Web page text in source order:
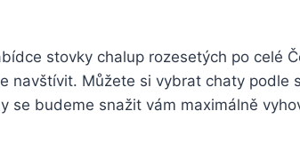
stovky chalup rozesetých po celé
navštívit. Můžete si vybrat chaty podle
se budeme snažit vám maximálně